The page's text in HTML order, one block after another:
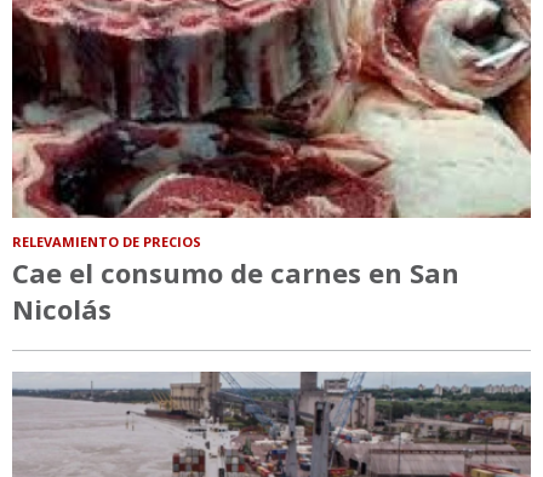
RELEVAMIENTO DE PRECIOS
Cae el consumo de carnes en San
Nicolás